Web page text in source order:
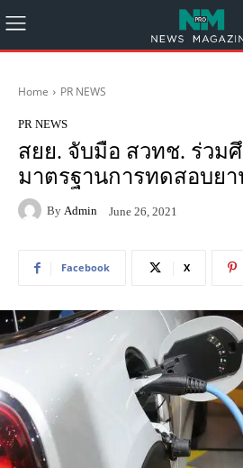
Home PR NEWS
PR NEWS
สยย. จับมือ สวทช. ร่วม
มาตรฐานการทดสอบย
By Admin June 26, 2021
Facebook X